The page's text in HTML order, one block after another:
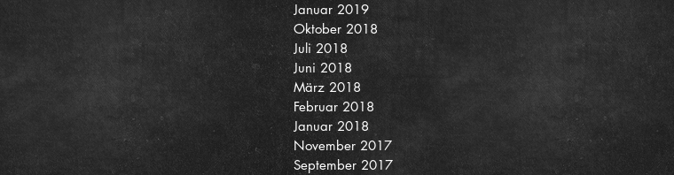
Januar 2019
Oktober 2018
Juli 2018
Juni 2018
März 2018
Februar 2018
Januar 2018
November 2017
September 2017